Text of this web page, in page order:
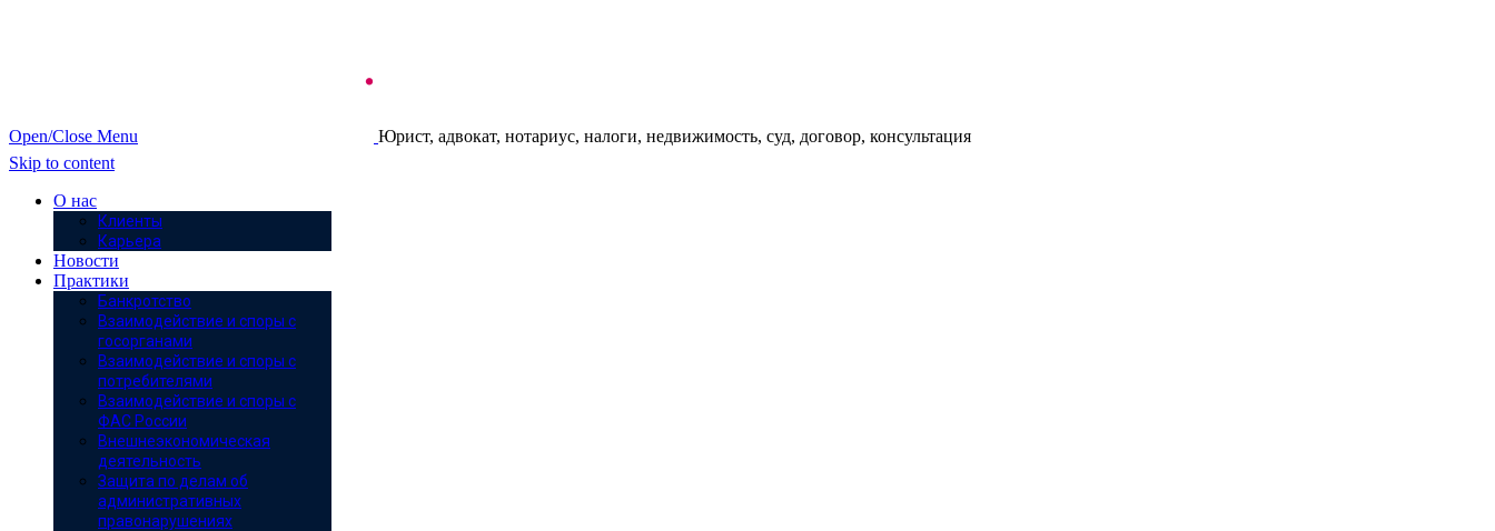
Open/Close Menu
Юрист, адвокат, нотариус, налоги, недвижимость, суд, договор, консультация
Skip to content
О нас
Клиенты
Карьера
Новости
Практики
Банкротство
Взаимодействие и споры с
госорганами
Взаимодействие и споры с
потребителями
Взаимодействие и споры с
ФАС России
Внешнеэкономическая
деятельность
Защита по делам об
административных
правонарушениях